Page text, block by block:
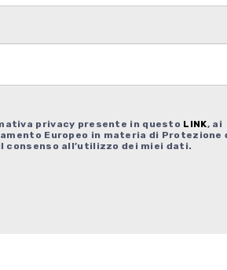
privacy presente in questo LINK, ai
Europeo in materia di Protezione
consenso all’utilizzo dei miei dati.